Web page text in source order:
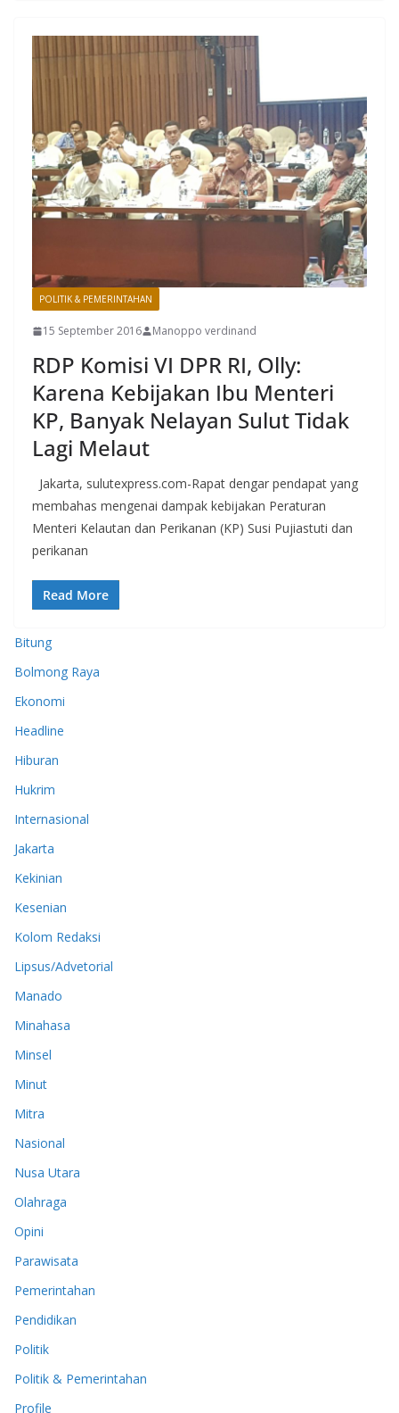
POLITIK & PEMERINTAHAN
15 September 2016 Manoppo verdinand
RDP Komisi VI DPR RI, Olly:
Karena Kebijakan Ibu Menteri
KP, Banyak Nelayan Sulut Tidak
Lagi Melaut
Jakarta, sulutexpress.com-Rapat dengar pendapat yang
membahas mengenai dampak kebijakan Peraturan
Menteri Kelautan dan Perikanan (KP) Susi Pujiastuti dan
perikanan
Read More
Bitung
Bolmong Raya
Ekonomi
Headline
Hiburan
Hukrim
Internasional
Jakarta
Kekinian
Kesenian
Kolom Redaksi
Lipsus/Advetorial
Manado
Minahasa
Minsel
Minut
Mitra
Nasional
Nusa Utara
Olahraga
Opini
Parawisata
Pemerintahan
Pendidikan
Politik
Politik & Pemerintahan
Profile